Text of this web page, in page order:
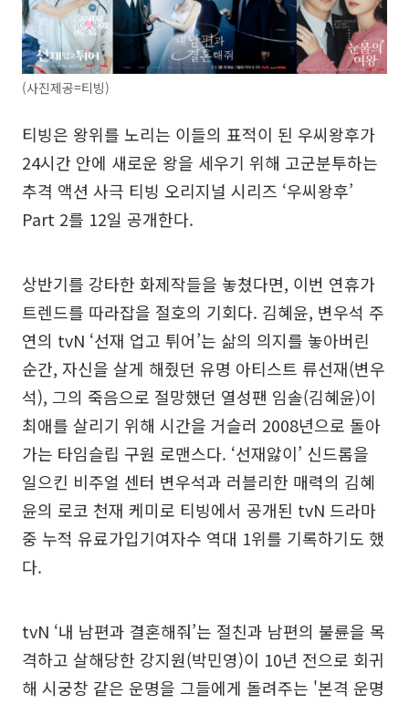
(사진제공=티빙)
티빙은 왕위를 노리는 이들의 표적이 된 우씨왕후가
24시간 안에 새로운 왕을 세우기 위해 고군분투하는
추격 액션 사극 티빙 오리지널 시리즈 ‘우씨왕후’
Part 2를 12일 공개한다.
상반기를 강타한 화제작들을 놓쳤다면, 이번 연휴가
트렌드를 따라잡을 절호의 기회다. 김혜윤, 변우석 주
연의 tvN ‘선재 업고 튀어’는 삶의 의지를 놓아버린
순간, 자신을 살게 해줬던 유명 아티스트 류선재(변우
석), 그의 죽음으로 절망했던 열성팬 임솔(김혜윤)이
최애를 살리기 위해 시간을 거슬러 2008년으로 돌아
가는 타임슬립 구원 로맨스다. ‘선재앓이’ 신드롬을
일으킨 비주얼 센터 변우석과 러블리한 매력의 김혜
윤의 로코 천재 케미로 티빙에서 공개된 tvN 드라마
중 누적 유료가입기여자수 역대 1위를 기록하기도 했
다.
tvN ‘내 남편과 결혼해줘’는 절친과 남편의 불륜을 목
격하고 살해당한 강지원(박민영)이 10년 전으로 회귀
해 시궁창 같은 운명을 그들에게 돌려주는 '본격 운명